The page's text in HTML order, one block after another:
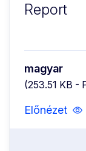
Report
magyar
(253.51 KB -
Előnézet